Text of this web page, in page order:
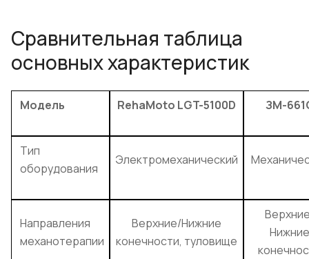
Сравнительная таблица
основных характеристик
Модель RehaMoto LGT-5100D ЗМ-
Тип
оборудования
Электромеханический
Направления
механотерапии
Верхние/Нижние
конечности, туловище
Нижние